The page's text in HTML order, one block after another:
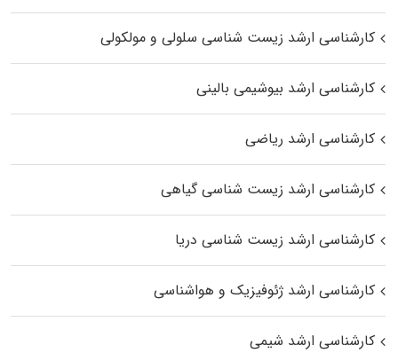
کارشناسی ارشد زیست شناسی سلولی و مولکولی
کارشناسی ارشد بیوشیمی بالینی
کارشناسی ارشد ریاضی
کارشناسی ارشد زیست‌ شناسی گیاهی
کارشناسی ارشد زیست‌ شناسی دریا
کارشناسی ارشد ژئوفیزیک و هواشناسی
کارشناسی ارشد شیمی